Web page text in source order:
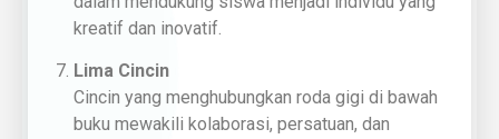
kreatif dan inovatif.
Lima Cincin
Cincin yang menghubungkan roda gigi di bawah
buku mewakili kolaborasi, persatuan, dan